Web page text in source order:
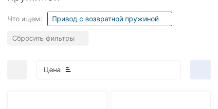
Что ищем: Привод с возвратной пружиной
Сбросить фильтры
Цена